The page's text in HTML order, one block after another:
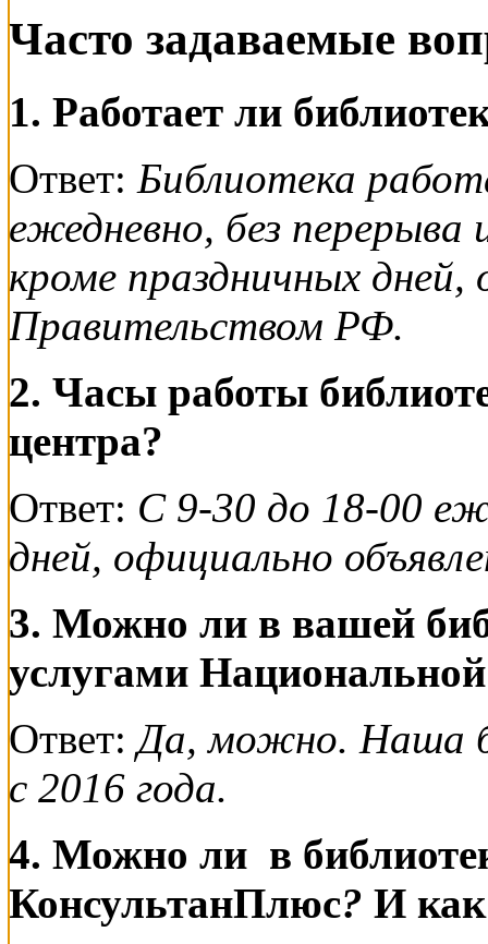
Часто задаваемые
1. Работает ли
Ответ: Библиотека
ежедневно, без
кроме праздничных дней,
Правительством РФ.
2. Часы работы
центра?
Ответ: С 9-30 до 18-00
дней, официально
3. Можно ли в вашей
услугами
Ответ:Да, можно. Наша
с 2016 года.
4. Можно ли в
КонсультанПлюс? И как